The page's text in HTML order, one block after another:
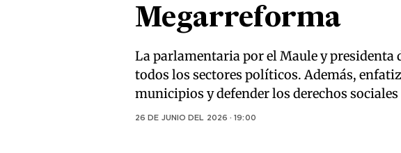
Megarreforma
La parlamentaria por el Maule y presidenta
todos los sectores políticos. Además,
municipios y defender los derechos
26 DE JUNIO DEL 2026 · 19:00